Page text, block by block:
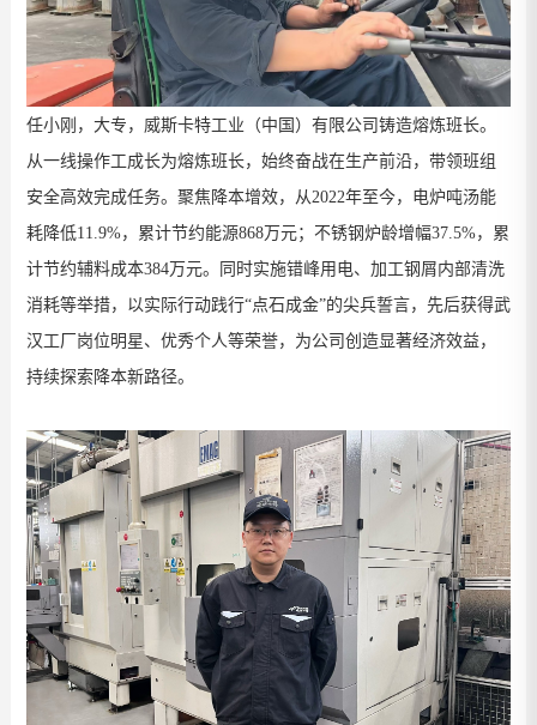
任小刚，大专，威斯卡特工业（中国）有限公司铸造熔炼班长。
从一线操作工成长为熔炼班长，始终奋战在生产前沿，带领班组
安全高效完成任务。聚焦降本增效，从2022年至今，电炉吨汤能
耗降低11.9%，累计节约能源868万元；不锈钢炉龄增幅37.5%，累
计节约辅料成本384万元。同时实施错峰用电、加工钢屑内部清洗
消耗等举措，以实际行动践行“点石成金”的尖兵誓言，先后获得武
汉工厂岗位明星、优秀个人等荣誉，为公司创造显著经济效益，
持续探索降本新路径。